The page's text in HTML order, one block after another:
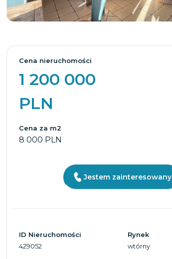
Cena nieruchomości
1 200 000
PLN
Cena za m2
8 000 PLN
Jestem zainteresowany
ID Nieruchomości
429052
Rynek
wtórny